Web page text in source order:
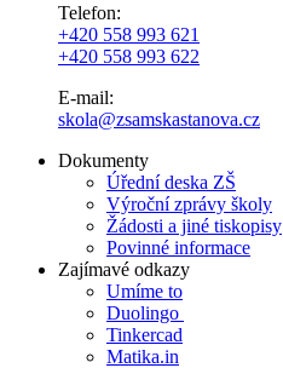
Telefon:
+420 558 993 621
+420 558 993 622
E-mail:
skola@zsamskastanova.cz
Dokumenty
Úřední deska ZŠ
Výroční zprávy školy
Žádosti a jiné tiskopisy
Povinné informace
Zajímavé odkazy
Umíme to
Duolingo
Tinkercad
Matika.in